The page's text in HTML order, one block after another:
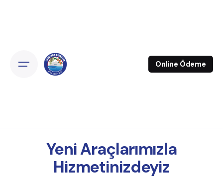
Online Ödeme
Yeni Araçlarımızla
Hizmetinizdeyiz